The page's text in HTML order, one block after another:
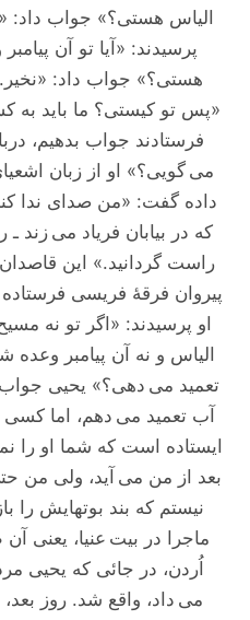
الیاس هستی؟» جواب داد:
پرسیدند: «آیا تو آن
هستی؟» جواب داد:
«پس تو کیستی؟ ما باید به
فرستادند جواب بدهیم،
می گویی؟» او از زبان
داده گفت: «من صدای ندا
که در بیابان فریاد می زند ـ
راست گردانید.» این
پیروان فرقۀ فریسی فرستاده
او پرسیدند: «اگر تو نه
الیاس و نه آن پیامبر وعده
تعمید می دهی؟» یحیی
آب تعمید می دهم، اما
ایستاده است که شما او را
بعد از من می آید، ولی من
نیستم که بند بوتهایش را
ماجرا در بیت عنیا، یعنی
اُردن، در جائی که یحیی
می داد، واقع شد. روز